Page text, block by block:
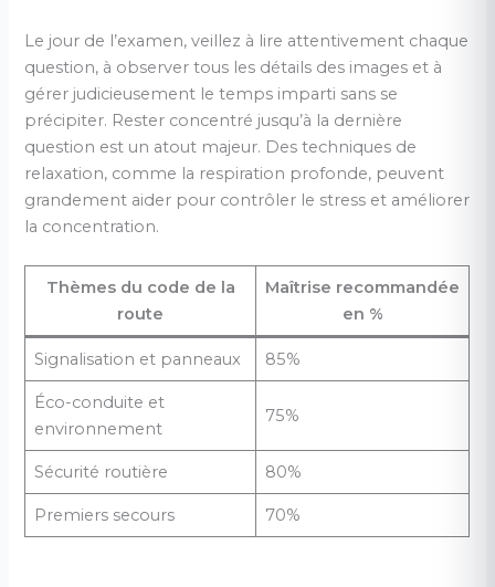
Le jour de l’examen, veillez à lire attentivement chaque
question, à observer tous les détails des images et à
gérer judicieusement le temps imparti sans se
précipiter. Rester concentré jusqu’à la dernière
question est un atout majeur. Des techniques de
relaxation, comme la respiration profonde, peuvent
grandement aider pour contrôler le stress et améliorer
la concentration.
Thèmes du code de la
route
Maîtrise recommandée
en %
Signalisation et panneaux 85%
Éco-conduite et
environnement
75%
Sécurité routière 80%
Premiers secours 70%